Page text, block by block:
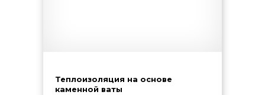
Теплоизоляция на основе
каменной ваты